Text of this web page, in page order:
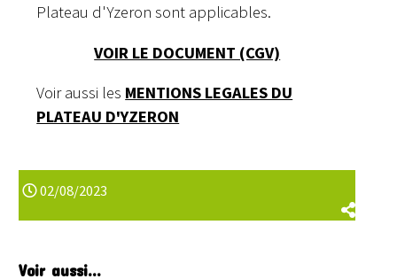
Plateau d'Yzeron sont applicables.
VOIR LE DOCUMENT (CGV)
Voir aussi les MENTIONS LEGALES DU
PLATEAU D'YZERON
02/08/2023
Voir aussi...